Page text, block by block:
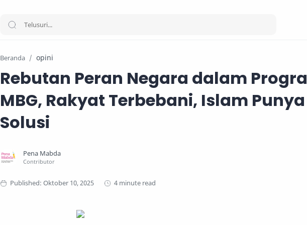
Beranda opini
Rebutan Peran Negara dalam
MBG, Rakyat Terbebani, Islam Punya
Solusi
4 minute read